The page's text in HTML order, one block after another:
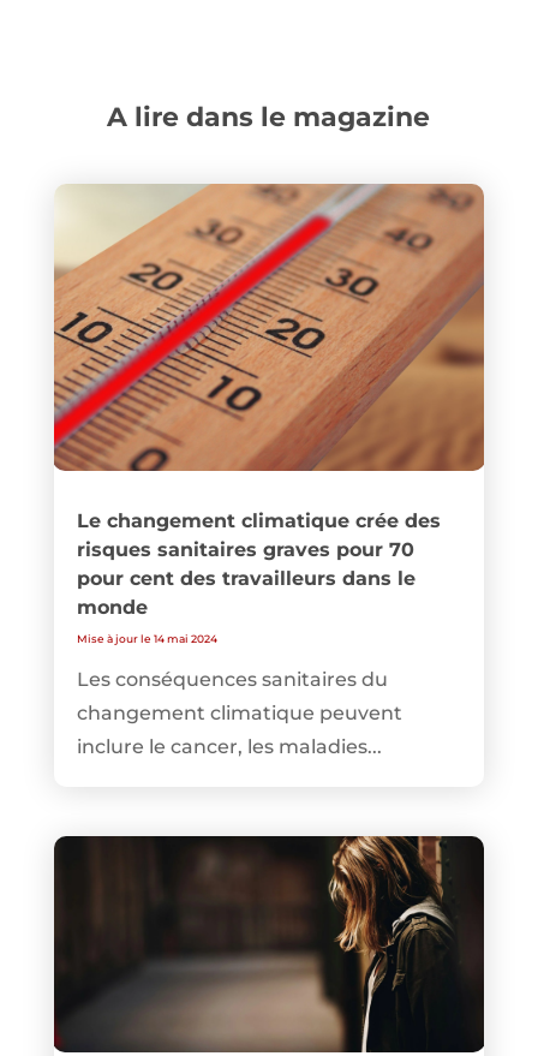
A lire dans le magazine
Le changement climatique crée des
risques sanitaires graves pour 70
pour cent des travailleurs dans le
monde
Mise à jour le 14 mai 2024
Les conséquences sanitaires du
changement climatique peuvent
inclure le cancer, les maladies...